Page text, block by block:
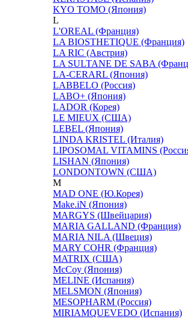
KYO TOMO (Япония)
L
L'OREAL (Франция)
LA BIOSTHETIQUE (Франция)
LA RIC (Австрия)
LA SULTANE DE SABA
LA-CERARL (Япония)
LABBELO (Россия)
LABO+ (Япония)
LADOR (Корея)
LE MIEUX (США)
LEBEL (Япония)
LINDA KRISTEL (Италия)
LIPOSOMAL VITAMINS
LISHAN (Япония)
LONDONTOWN (США)
M
MAD ONE (Ю.Корея)
Make.iN (Япония)
MARGYS (Швейцария)
MARIA GALLAND (Франция)
MARIA NILA (Швеция)
MARY COHR (Франция)
MATRIX (США)
McCoy (Япония)
MELINE (Испания)
MELSMON (Япония)
MESOPHARM (Россия)
MIRIAMQUEVEDO (Испания)